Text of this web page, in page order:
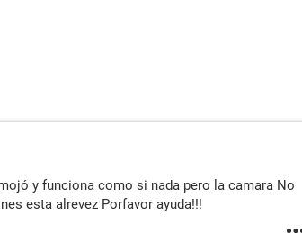
y funciona como si nada pero la camara No
esta alrevez Porfavor ayuda!!!